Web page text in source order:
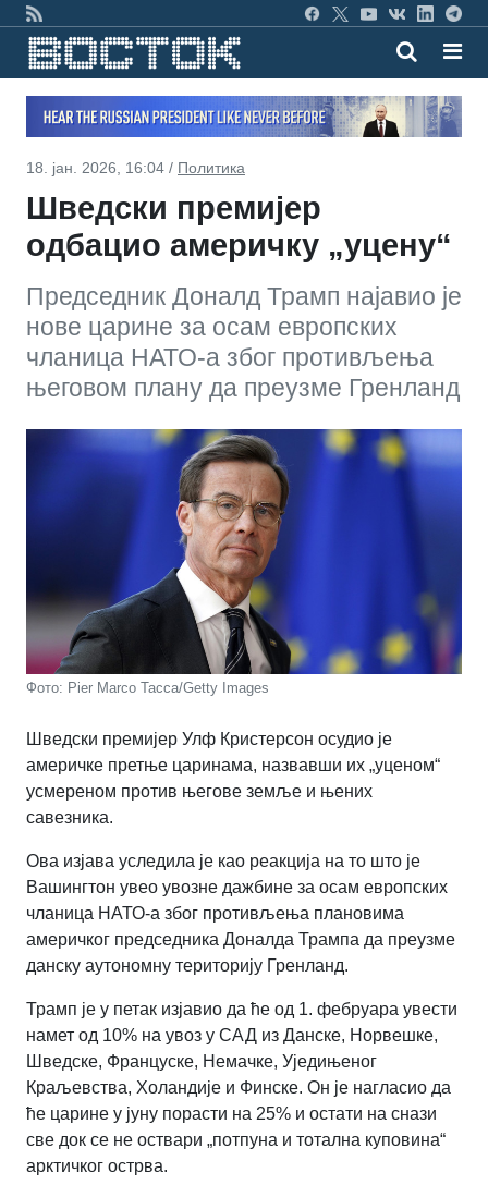
18. јан. 2026, 16:04 / Политика
Шведски премијер
одбацио америчку „уцену“
Председник Доналд Трамп најавио је
нове царине за осам европских
чланица НАТО-а због противљења
његовом плану да преузме Гренланд
Фото: Pier Marco Tacca/Getty Images
Шведски премијер Улф Кристерсон осудио је
америчке претње царинама, назвавши их „уценом“
усмереном против његове земље и њених
савезника.
Ова изјава уследила је као реакција на то што је
Вашингтон увео увозне дажбине за осам европских
чланица НАТО-а због противљења плановима
америчког председника Доналда Трампа да преузме
данску аутономну територију Гренланд.
Трамп је у петак изјавио да ће од 1. фебруара увести
намет од 10% на увоз у САД из Данске, Норвешке,
Шведске, Француске, Немачке, Уједињеног
Краљевства, Холандије и Финске. Он је нагласио да
ће царине у јуну порасти на 25% и остати на снази
све док се не оствари „потпуна и тотална куповина“
арктичког острва.